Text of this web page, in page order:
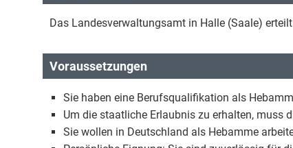
Das Landesverwaltungsamt in Halle (Saale)
Voraussetzungen
Sie haben eine Berufsqualifikation als
Um die staatliche Erlaubnis zu erhalten, muss
Sie wollen in Deutschland als Hebamme